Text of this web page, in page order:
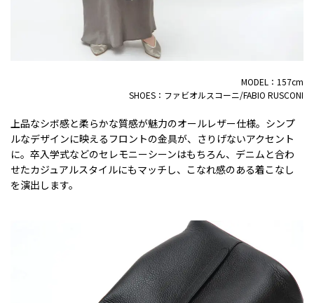
MODEL：157cm
SHOES：ファビオルスコーニ/FABIO RUSCONI
上品なシボ感と柔らかな質感が魅力のオールレザー仕様。シンプ
ルなデザインに映えるフロントの金具が、さりげないアクセント
に。卒入学式などのセレモニーシーンはもちろん、デニムと合わ
せたカジュアルスタイルにもマッチし、こなれ感のある着こなし
を演出します。